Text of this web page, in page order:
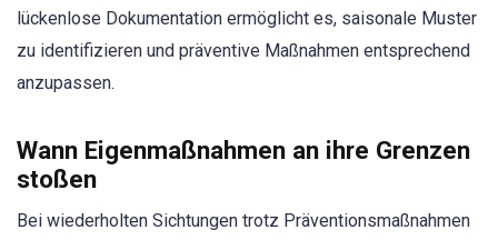
lückenlose Dokumentation ermöglicht es, saisonale Muster
zu identifizieren und präventive Maßnahmen entsprechend
anzupassen.
Wann Eigenmaßnahmen an ihre Grenzen
stoßen
Bei wiederholten Sichtungen trotz Präventionsmaßnahmen